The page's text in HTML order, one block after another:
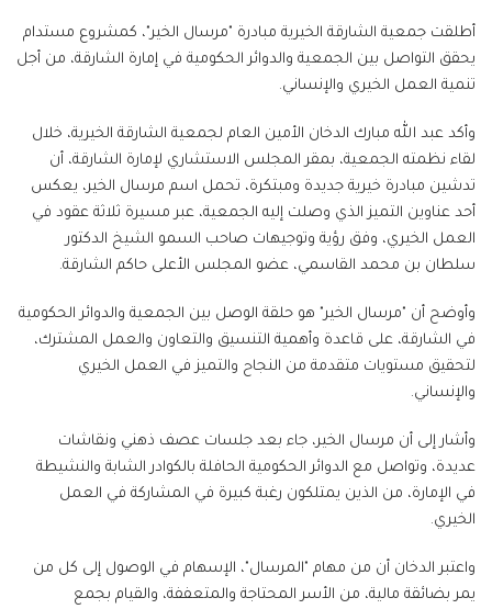
أطلقت جمعية الشارقة الخيرية مبادرة "مرسال الخير"، كمشروع مستدام
يحقق التواصل بين الجمعية والدوائر الحكومية في إمارة الشارقة، من أجل
تنمية العمل الخيري والإنساني.
وأكد عبد الله مبارك الدخان الأمين العام لجمعية الشارقة الخيرية، خلال
لقاء نظمته الجمعية، بمقر المجلس الاستشاري لإمارة الشارقة، أن
تدشين مبادرة خيرية جديدة ومبتكرة، تحمل اسم مرسال الخير، يعكس
أحد عناوين التميز الذي وصلت إليه الجمعية، عبر مسيرة ثلاثة عقود في
العمل الخيري، وفق رؤية وتوجيهات صاحب السمو الشيخ الدكتور
سلطان بن محمد القاسمي، عضو المجلس الأعلى حاكم الشارقة.
وأوضح أن "مرسال الخير" هو حلقة الوصل بين الجمعية والدوائر الحكومية
في الشارقة، على قاعدة وأهمية التنسيق والتعاون والعمل المشترك،
لتحقيق مستويات متقدمة من النجاح والتميز في العمل الخيري
والإنساني.
وأشار إلى أن مرسال الخير، جاء بعد جلسات عصف ذهني ونقاشات
عديدة، وتواصل مع الدوائر الحكومية الحافلة بالكوادر الشابة والنشيطة
في الإمارة، من الذين يمتلكون رغبة كبيرة في المشاركة في العمل
الخيري.
واعتبر الدخان أن من مهام "المرسال"، الإسهام في الوصول إلى كل من
يمر بضائقة مالية، من الأسر المحتاجة والمتعففة، والقيام بجمع